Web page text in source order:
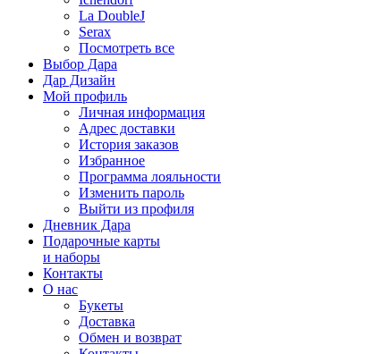
La DoubleJ
Serax
Посмотреть все
Выбор Дара
Дар Дизайн
Мой профиль
Личная информация
Адрес доставки
История заказов
Избранное
Программа лояльности
Изменить пароль
Выйти из профиля
Дневник Дара
Подарочные карты
и наборы
Контакты
О нас
Букеты
Доставка
Обмен и возврат